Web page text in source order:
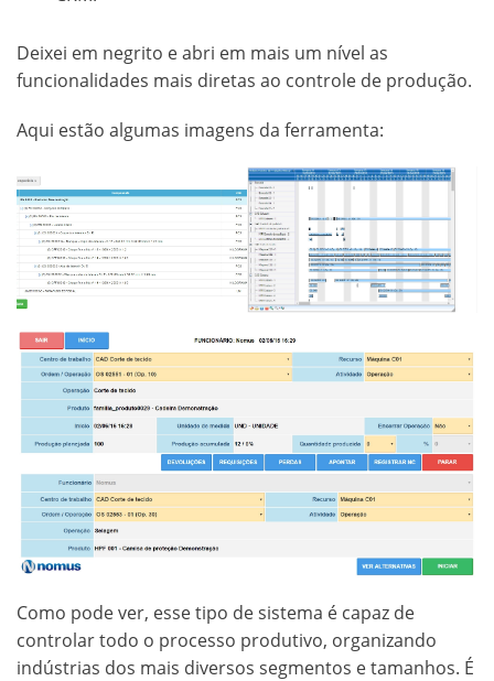
Deixei em negrito e abri em mais um nível as
funcionalidades mais diretas ao controle de produção.
Aqui estão algumas imagens da ferramenta:
Como pode ver, esse tipo de sistema é capaz de
controlar todo o processo produtivo, organizando
indústrias dos mais diversos segmentos e tamanhos. É